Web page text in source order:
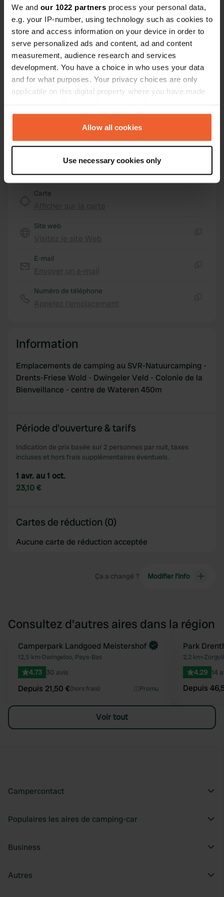
We and our 1022 partners process your personal data,
e.g. your IP-number, using technology such as cookies to
store and access information on your device in order to
serve personalized ads and content, ad and content
measurement, audience research and services
development. You have a choice in who uses your data
and for what purposes. Your privacy choices are only
applicable on this digital property where you have made
any time from the Cookie Declaration or by clicking on
the Privacy trigger icon.
Collect information about your geographical location
which can be accurate to within several meters
Identify your device by actively scanning it for
and set your preferences in the
provide social media features and to analyse our traffic.
our social media, advertising and analytics partners who
Allow all cookies
Use necessary cookies only
Emplacement
Wateren 24
8438 SB, Westerveld, Pays-Bas
Copie
Coordonnées
52° 54' 45" N 6° 16' 38" E
Copie
Copie
pour toutes les coordonnées
Carte
Site web
E-mail
Numéro de téléphone
Information
Emplacements de camping au SVR-Natuurcamping -
Drents-Friese Wold - Dwingeler Veld - Colonie de la
Bienveillance - centre de Wateren 450m
Période d'ouverture & tarifs
Indication de prix basée sur 2 personnes par nuit, taxes
incluses et hors frais supplémentaires éventuels.
1 avr. au 1 oct.
23,10 €
Cartes de réduction (0)
Aucune carte de réduction acceptée
Ça a changé ? Modifier l’info
Consultez d'autres aires dans la région
Préféré
Reserve maintenant
Camperpark Landgoed Meistershof
12,5 km•Dwingeloo, Pays-Bas
4.73 30 avis
Depuis 21,50 €(hors frais) Promu
Reserve
Park
2,2 km•
4.29 14
Depuis
Voir tout
Campercontact
Populaires les aires de camping-car
Business
Autres